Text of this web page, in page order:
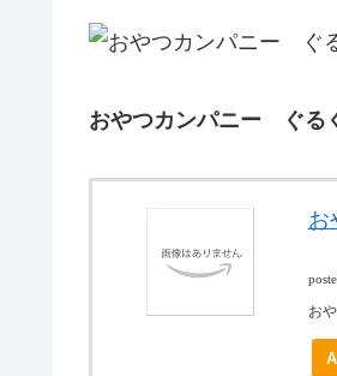
おやつカンパニー ぐ
お
お